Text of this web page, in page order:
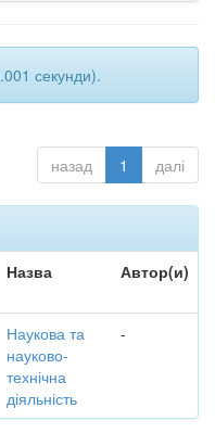
секунди).
назад 1 далі
Назва Автор(и)
Наукова та
науково-
технічна
діяльність
-